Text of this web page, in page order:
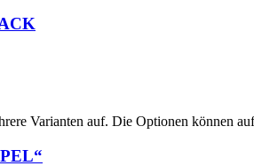
Varianten auf. Die Optionen können